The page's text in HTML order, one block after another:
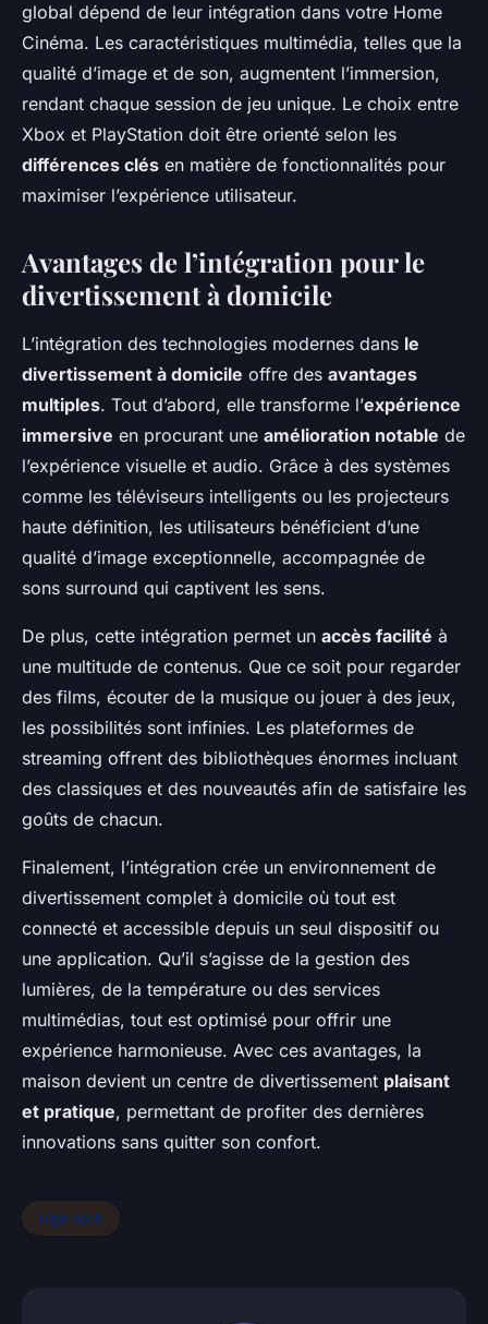
global dépend de leur intégration dans votre Home
Cinéma. Les caractéristiques multimédia, telles que la
qualité d’image et de son, augmentent l’immersion,
rendant chaque session de jeu unique. Le choix entre
Xbox et PlayStation doit être orienté selon les
différences clés en matière de fonctionnalités pour
maximiser l’expérience utilisateur.
Avantages de l’intégration pour le
divertissement à domicile
L’intégration des technologies modernes dans le
divertissement à domicile offre des avantages
multiples. Tout d’abord, elle transforme l’expérience
immersive en procurant une amélioration notable de
l’expérience visuelle et audio. Grâce à des systèmes
comme les téléviseurs intelligents ou les projecteurs
haute définition, les utilisateurs bénéficient d’une
qualité d’image exceptionnelle, accompagnée de
sons surround qui captivent les sens.
De plus, cette intégration permet un accès facilité à
une multitude de contenus. Que ce soit pour regarder
des films, écouter de la musique ou jouer à des jeux,
les possibilités sont infinies. Les plateformes de
streaming offrent des bibliothèques énormes incluant
des classiques et des nouveautés afin de satisfaire les
goûts de chacun.
Finalement, l’intégration crée un environnement de
divertissement complet à domicile où tout est
connecté et accessible depuis un seul dispositif ou
une application. Qu’il s’agisse de la gestion des
lumières, de la température ou des services
multimédias, tout est optimisé pour offrir une
expérience harmonieuse. Avec ces avantages, la
maison devient un centre de divertissement plaisant
et pratique, permettant de profiter des dernières
innovations sans quitter son confort.
High tech